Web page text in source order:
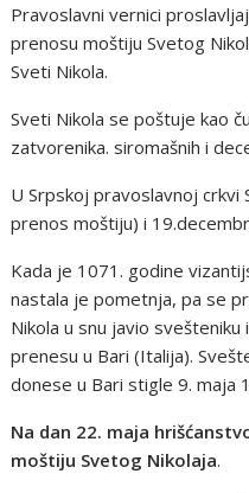
Pravoslavni vernici
prenosu moštiju Svetog
Sveti Nikola.
Sveti Nikola se poštuje kao
zatvorenika. siromašnih i
U Srpskoj pravoslavnoj crkvi
prenos moštiju) i
Kada je 1071. godine
nastala je pometnja, pa se
Nikola u snu javio
prenesu u Bari (Italija).
donese u Bari stigle 9. maja
Na dan 22. maja
moštiju Svetog Nikolaja.